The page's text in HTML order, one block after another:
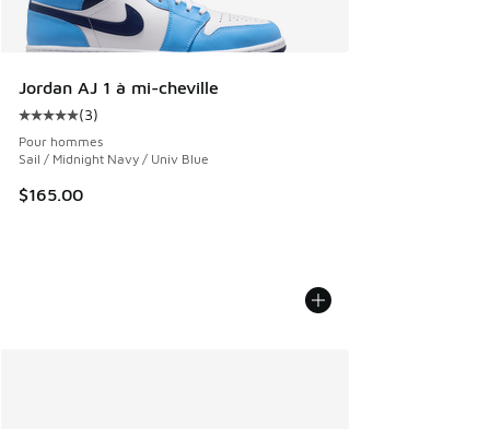
Jordan AJ 1 à mi-cheville
Cote moyenne du client - [5 sur 5 étoiles], 3 commentaires
(3)
Pour hommes
Sail / Midnight Navy / Univ Blue
$165.00